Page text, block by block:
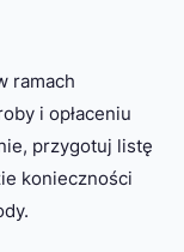
ramach
i opłaceniu
przygotuj listę
konieczności